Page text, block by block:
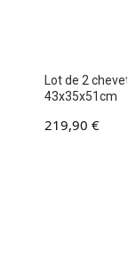
Lot de 2
43x35x51cm
219,90 €